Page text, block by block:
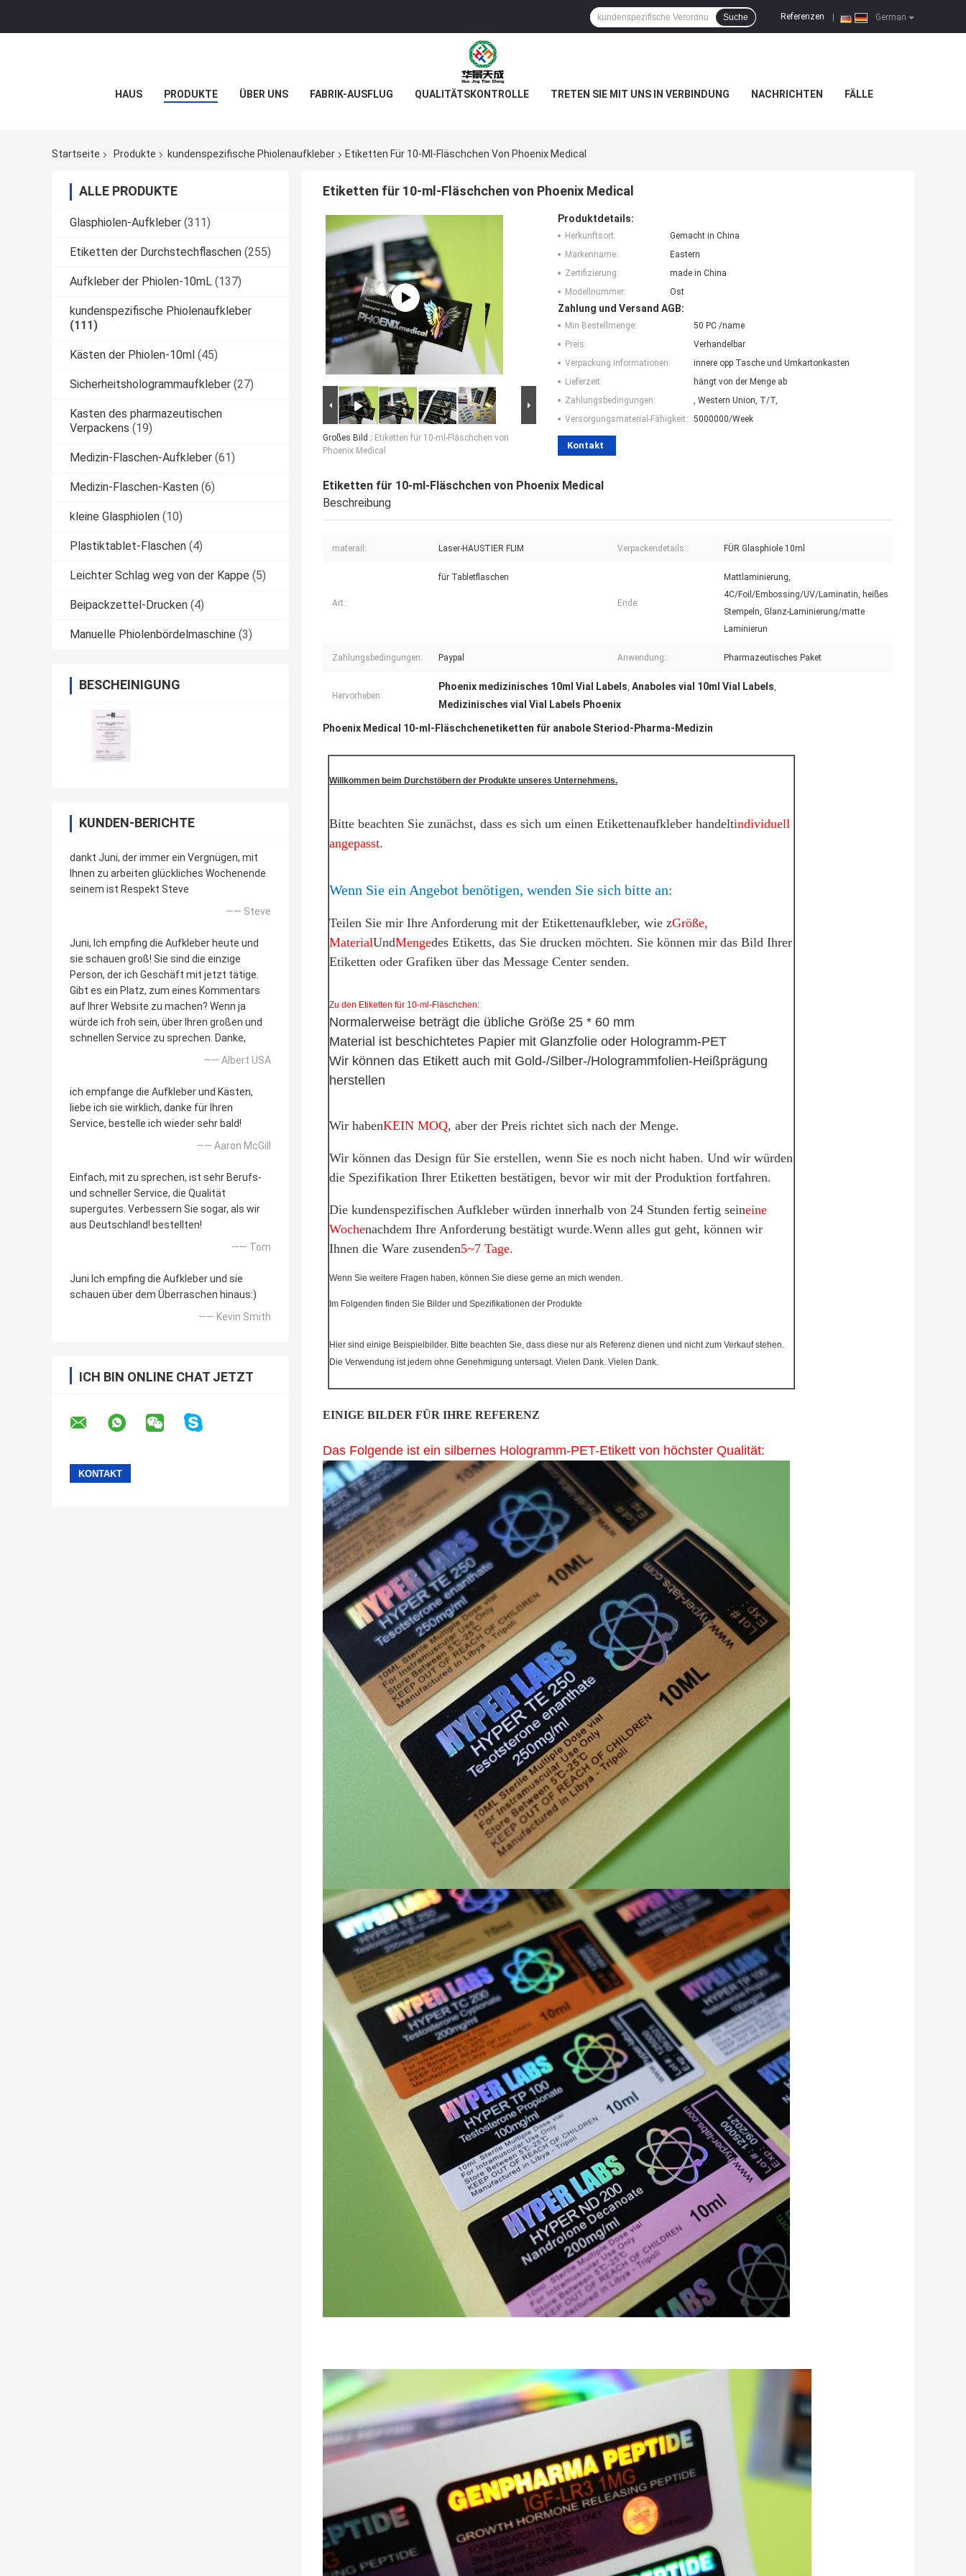
German
Referenzen
Suche
HAUS PRODUKTE ÜBER UNS FABRIK-AUSFLUG QUALITÄTSKONTROLLE TRETEN SIE MIT UNS IN VERBINDUNG NACHRICHTEN FÄLLE
Startseite Produkte kundenspezifische Phiolenaufkleber Etiketten Für 10-Ml-Fläschchen Von Phoenix Medical
ALLE PRODUKTE
Glasphiolen-Aufkleber (311)
Etiketten der Durchstechflaschen (255)
Aufkleber der Phiolen-10mL (137)
kundenspezifische Phiolenaufkleber
(111)
Kästen der Phiolen-10ml (45)
Sicherheitshologrammaufkleber (27)
Kasten des pharmazeutischen
Verpackens (19)
Medizin-Flaschen-Aufkleber (61)
Medizin-Flaschen-Kasten (6)
kleine Glasphiolen (10)
Plastiktablet-Flaschen (4)
Leichter Schlag weg von der Kappe (5)
Beipackzettel-Drucken (4)
Manuelle Phiolenbördelmaschine (3)
BESCHEINIGUNG
KUNDEN-BERICHTE
dankt Juni, der immer ein Vergnügen, mit
Ihnen zu arbeiten glückliches Wochenende
seinem ist Respekt Steve
—— Steve
Juni, Ich empfing die Aufkleber heute und
sie schauen groß! Sie sind die einzige
Person, der ich Geschäft mit jetzt tätige.
Gibt es ein Platz, zum eines Kommentars
auf Ihrer Website zu machen? Wenn ja
würde ich froh sein, über Ihren großen und
schnellen Service zu sprechen. Danke,
—— Albert USA
ich empfange die Aufkleber und Kästen,
liebe ich sie wirklich, danke für Ihren
Service, bestelle ich wieder sehr bald!
—— Aaron McGill
Einfach, mit zu sprechen, ist sehr Berufs-
und schneller Service, die Qualität
supergutes. Verbessern Sie sogar, als wir
aus Deutschland! bestellten!
—— Tom
Juni Ich empfing die Aufkleber und sie
schauen über dem Überraschen hinaus:)
—— Kevin Smith
ICH BIN ONLINE CHAT JETZT
Etiketten für 10-ml-Fläschchen von Phoenix Medical
Großes Bild : Etiketten für 10-ml-Fläschchen von
Phoenix Medical
Produktdetails:
Herkunftsort:
Gemacht in China
Markenname:
Eastern
Zertifizierung:
made in China
Modellnummer:
Ost
Zahlung und Versand AGB:
Min Bestellmenge:
50 PC /name
Preis:
Verhandelbar
Verpackung Informationen:
innere opp Tasche und Umkartonkasten
Lieferzeit:
hängt von der Menge ab
Zahlungsbedingungen:
, Western Union, T/T,
Versorgungsmaterial-Fähigkeit:
5000000/Week
Kontakt
Etiketten für 10-ml-Fläschchen von Phoenix Medical
Beschreibung
materail: Laser-HAUSTIER FLIM Verpackendetails:: FÜR Glasphiole 10ml
Art::
für Tabletflaschen
Ende:
Mattlaminierung,
4C/Foil/Embossing/UV/Laminatin, heißes
Stempeln, Glanz-Laminierung/matte
Laminierun
Zahlungsbedingungen: Paypal Anwendung:: Pharmazeutisches Paket
Hervorheben:
Phoenix medizinisches 10ml Vial Labels, Anaboles vial 10ml Vial Labels,
Medizinisches vial Vial Labels Phoenix
Phoenix Medical 10-ml-Fläschchenetiketten für anabole Steriod-Pharma-Medizin
Willkommen beim Durchstöbern der Produkte unseres Unternehmens.
Bitte beachten Sie zunächst, dass es sich um einen Etikettenaufkleber handeltindividuell
angepasst.
Wenn Sie ein Angebot benötigen, wenden Sie sich bitte an:
Teilen Sie mir Ihre Anforderung mit der Etikettenaufkleber, wie zGröße,
MaterialUndMengedes Etiketts, das Sie drucken möchten. Sie können mir das Bild Ihrer
Etiketten oder Grafiken über das Message Center senden.
Zu den Etiketten für 10-ml-Fläschchen:
Normalerweise beträgt die übliche Größe 25 * 60 mm
Material ist beschichtetes Papier mit Glanzfolie oder Hologramm-PET
Wir können das Etikett auch mit Gold-/Silber-/Hologrammfolien-Heißprägung
herstellen
Wir habenKEIN MOQ, aber der Preis richtet sich nach der Menge.
Wir können das Design für Sie erstellen, wenn Sie es noch nicht haben. Und wir würden
die Spezifikation Ihrer Etiketten bestätigen, bevor wir mit der Produktion fortfahren.
Die kundenspezifischen Aufkleber würden innerhalb von 24 Stunden fertig seineine
Wochenachdem Ihre Anforderung bestätigt wurde.Wenn alles gut geht, können wir
Ihnen die Ware zusenden5~7 Tage.
Wenn Sie weitere Fragen haben, können Sie diese gerne an mich wenden.
Im Folgenden finden Sie Bilder und Spezifikationen der Produkte
Hier sind einige Beispielbilder. Bitte beachten Sie, dass diese nur als Referenz dienen und nicht zum Verkauf stehen.
Die Verwendung ist jedem ohne Genehmigung untersagt. Vielen Dank. Vielen Dank.
EINIGE BILDER FÜR IHRE REFERENZ
Das Folgende ist ein silbernes Hologramm-PET-Etikett von höchster Qualität: